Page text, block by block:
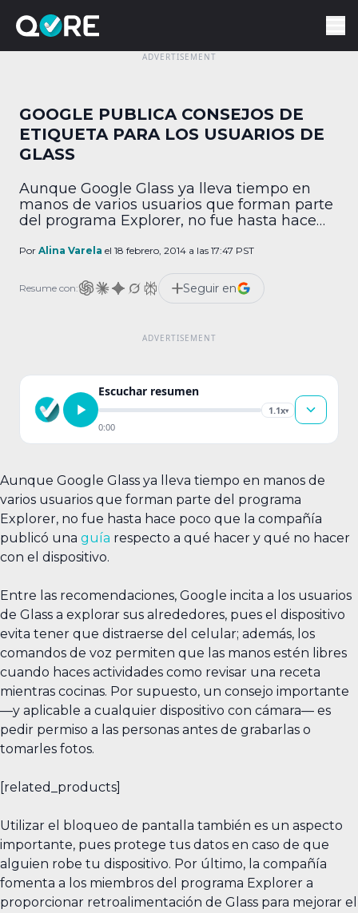
GOOGLE PUBLICA CONSEJOS DE
ETIQUETA PARA LOS USUARIOS DE
GLASS
Aunque Google Glass ya lleva tiempo en
manos de varios usuarios que forman parte
del programa Explorer, no fue hasta hace
respecto a qué hacer y qué no hacer con el
Google incita a los usuarios de Glass a
explorar sus alrededores, pues el […]
Por Alina Varela el 18 febrero, 2014 a las 17:47 PST
Resume con: Seguir en
Escuchar resumen
1.1x▾
0:00
Aunque Google Glass ya lleva tiempo en manos de
varios usuarios que forman parte del programa
Explorer, no fue hasta hace poco que la compañía
publicó una guía respecto a qué hacer y qué no hacer
con el dispositivo.
Entre las recomendaciones, Google incita a los usuarios
de Glass a explorar sus alrededores, pues el dispositivo
evita tener que distraerse del celular; además, los
comandos de voz permiten que las manos estén libres
cuando haces actividades como revisar una receta
mientras cocinas. Por supuesto, un consejo importante
—y aplicable a cualquier dispositivo con cámara— es
pedir permiso a las personas antes de grabarlas o
tomarles fotos.
[related_products]
Utilizar el bloqueo de pantalla también es un aspecto
importante, pues protege tus datos en caso de que
alguien robe tu dispositivo. Por último, la compañía
fomenta a los miembros del programa Explorer a
proporcionar retroalimentación de Glass para mejorar el